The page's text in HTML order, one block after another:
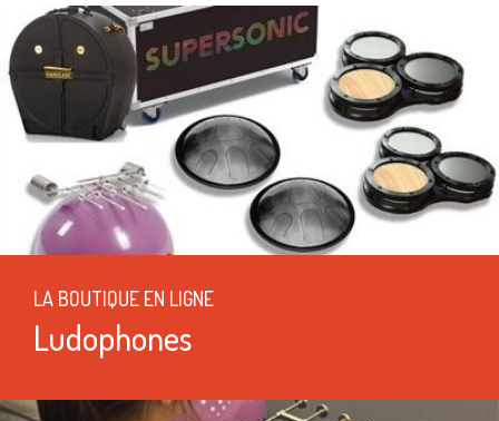
LA BOUTIQUE EN LIGNE
Ludophones